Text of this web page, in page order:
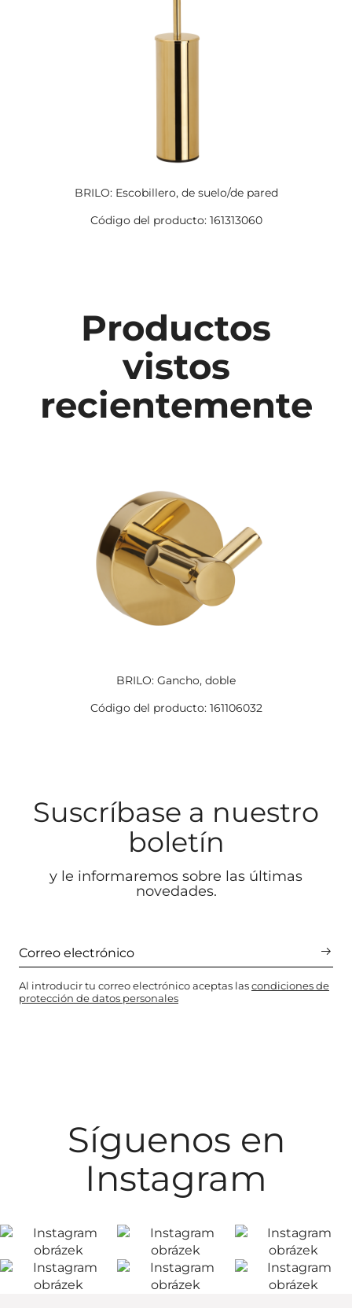
BRILO: Escobillero, de suelo/de pared
Código del producto: 161313060
Productos
vistos
recientemente
BRILO: Gancho, doble
Código del producto: 161106032
Suscríbase a nuestro
boletín
y le informaremos sobre las últimas
novedades.
Al introducir tu correo electrónico aceptas lascondiciones de
protección de datos personales
Síguenos en
Instagram